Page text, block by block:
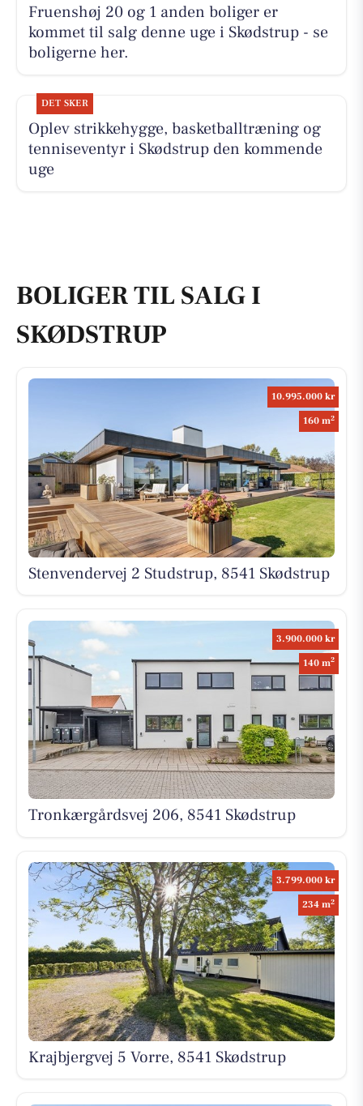
Fruenshøj 20 og 1 anden boliger er
kommet til salg denne uge i Skødstrup - se
boligerne her.
DET SKER
Oplev strikkehygge, basketballtræning og
tenniseventyr i Skødstrup den kommende
uge
BOLIGER TIL SALG I
SKØDSTRUP
10.995.000 kr
160 m2
Stenvendervej 2 Studstrup, 8541 Skødstrup
3.900.000 kr
140 m2
Tronkærgårdsvej 206, 8541 Skødstrup
3.799.000 kr
234 m2
Krajbjergvej 5 Vorre, 8541 Skødstrup